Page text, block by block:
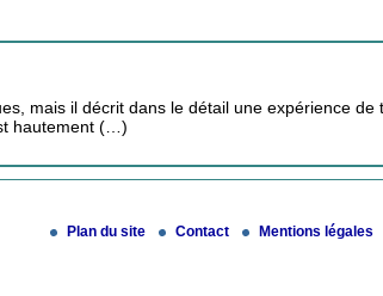
mais il décrit dans le détail une expérience
hautement (…)
Plan du site Contact Mentions légales